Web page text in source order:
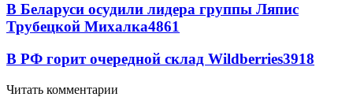
В Беларуси осудили лидера группы Ляпис
Трубецкой Михалка4861
В РФ горит очередной склад Wildberries3918
Читать комментарии